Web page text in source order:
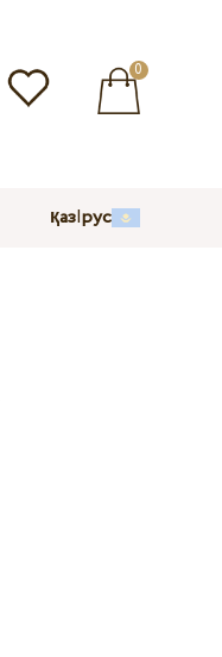
0
қаз|рус